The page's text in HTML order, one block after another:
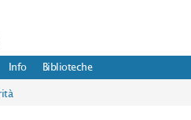
Info Biblioteche